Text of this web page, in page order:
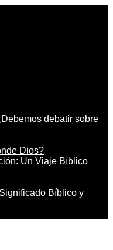
debatir sobre
Dios?
Un Viaje Bíblico
Bíblico y